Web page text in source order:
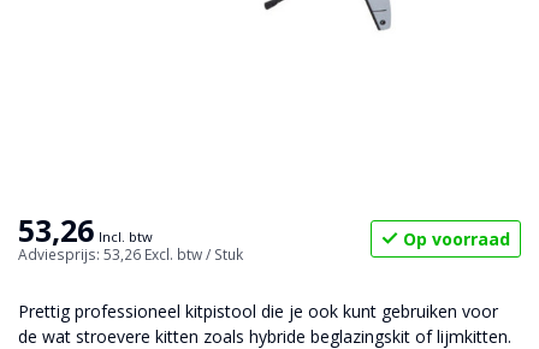
53,26 Incl. btw
Adviesprijs: 53,26 Excl. btw/ Stuk
Op voorraad
Prettig professioneel kitpistool die je ook kunt gebruiken voor
de wat stroevere kitten zoals hybride beglazingskit of lijmkitten.